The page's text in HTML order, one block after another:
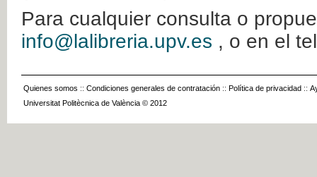
Para cualquier consulta o
info@lalibreria.upv.es , o en el
Quienes somos :: Condiciones generales de contratación :: Política de privacidad ::
Universitat Politècnica de València © 2012